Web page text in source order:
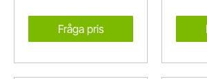
Fråga pris